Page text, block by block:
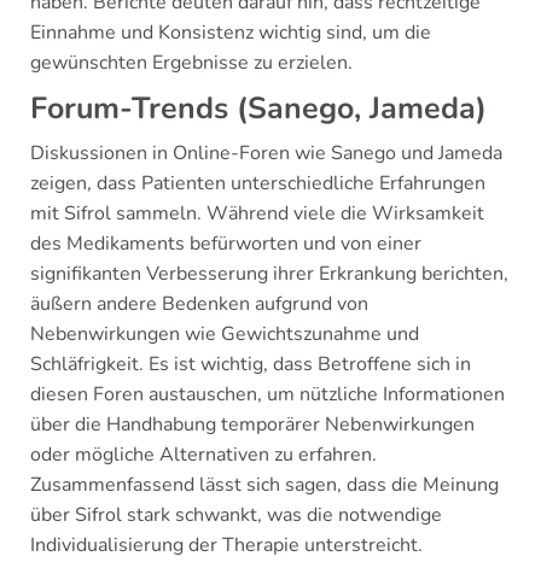
Einnahme und Konsistenz wichtig sind, um die
gewünschten Ergebnisse zu erzielen.
Forum-Trends (Sanego, Jameda)
Diskussionen in Online-Foren wie Sanego und Jameda
zeigen, dass Patienten unterschiedliche Erfahrungen
mit Sifrol sammeln. Während viele die Wirksamkeit
des Medikaments befürworten und von einer
signifikanten Verbesserung ihrer Erkrankung berichten,
äußern andere Bedenken aufgrund von
Nebenwirkungen wie Gewichtszunahme und
Schläfrigkeit. Es ist wichtig, dass Betroffene sich in
diesen Foren austauschen, um nützliche Informationen
über die Handhabung temporärer Nebenwirkungen
oder mögliche Alternativen zu erfahren.
Zusammenfassend lässt sich sagen, dass die Meinung
über Sifrol stark schwankt, was die notwendige
Individualisierung der Therapie unterstreicht.